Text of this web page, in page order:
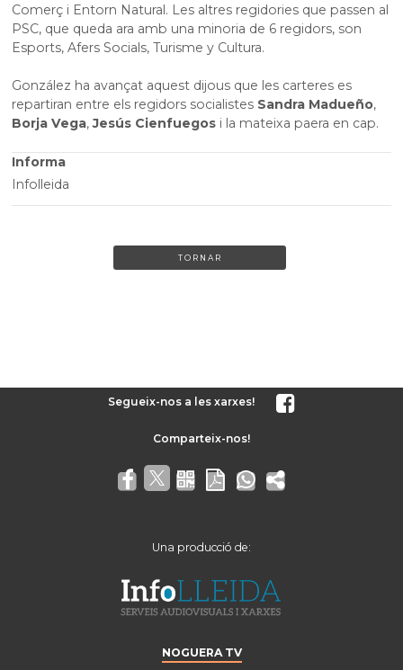
Comerç i Entorn Natural. Les altres regidories que passen al
PSC, que queda ara amb una minoria de 6 regidors, son
Esports, Afers Socials, Turisme y Cultura.
González ha avançat aquest dijous que les carteres es
repartiran entre els regidors socialistes Sandra Madueño,
Borja Vega,Jesús Cienfuegos i la mateixa paera en cap.
Informa
Infolleida
TORNAR
Segueix-nos a les xarxes!
Una producció de:
NOGUERA TV